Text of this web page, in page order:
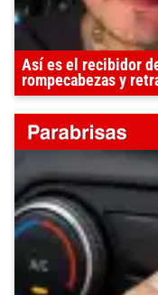
Así es el recibidor
rompecabezas y